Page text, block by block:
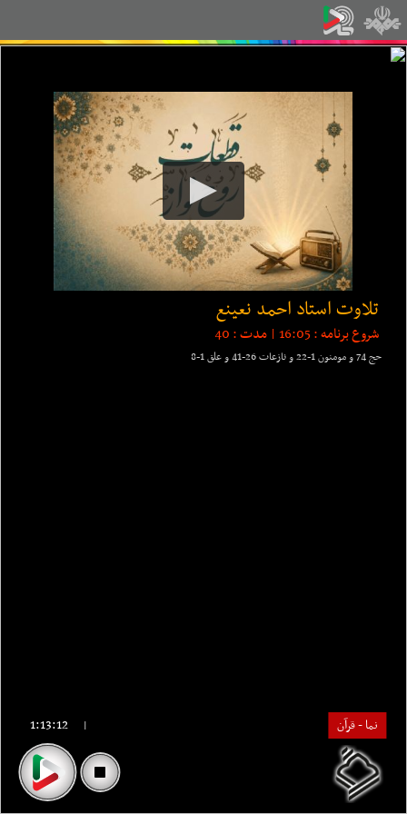
تلاوت استاد احمد نعینع
شروع برنامه :16:05 | مدت :40
حج 74 و مومنون 1-22 و نازعات 26-41 و علق 1-8
نما - قرآن |
1:13:12